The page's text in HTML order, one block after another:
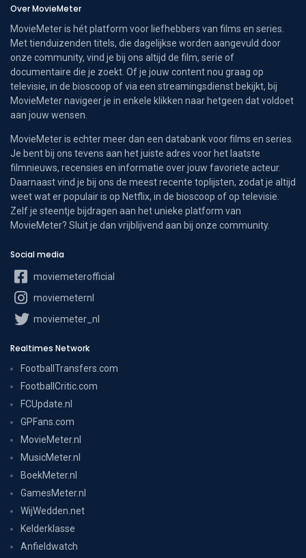
Over MovieMeter
MovieMeter is hét platform voor liefhebbers van films en series.
Met tienduizenden titels, die dagelijkse worden aangevuld door
onze community, vind je bij ons altijd de film, serie of
documentaire die je zoekt. Of je jouw content nou graag op
televisie, in de bioscoop of via een streamingsdienst bekijkt, bij
MovieMeter navigeer je in enkele klikken naar hetgeen dat voldoet
aan jouw wensen.
MovieMeter is echter meer dan een databank voor films en series.
Je bent bij ons tevens aan het juiste adres voor het laatste
filmnieuws, recensies en informatie over jouw favoriete acteur.
Daarnaast vind je bij ons de meest recente toplijsten, zodat je altijd
weet wat er populair is op Netflix, in de bioscoop of op televisie.
Zelf je steentje bijdragen aan het unieke platform van
MovieMeter? Sluit je dan vrijblijvend aan bij onze community.
Social media
moviemeterofficial
moviemeternl
moviemeter_nl
Realtimes Network
FootballTransfers.com
FootballCritic.com
FCUpdate.nl
GPFans.com
MovieMeter.nl
MusicMeter.nl
BoekMeter.nl
GamesMeter.nl
WijWedden.net
Kelderklasse
Anfieldwatch